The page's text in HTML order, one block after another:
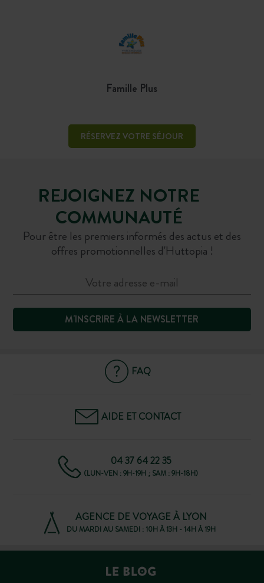
Famille Plus
RÉSERVEZ VOTRE SÉJOUR
REJOIGNEZ NOTRE
COMMUNAUTÉ
Pour être les premiers informés des actus et des
offres promotionnelles d'Huttopia !
M'INSCRIRE À LA NEWSLETTER
FAQ
AIDE ET CONTACT
04 37 64 22 35
(LUN-VEN : 9H-19H ; SAM : 9H-18H)
AGENCE DE VOYAGE À LYON
DU MARDI AU SAMEDI : 10H À 13H - 14H À 19H